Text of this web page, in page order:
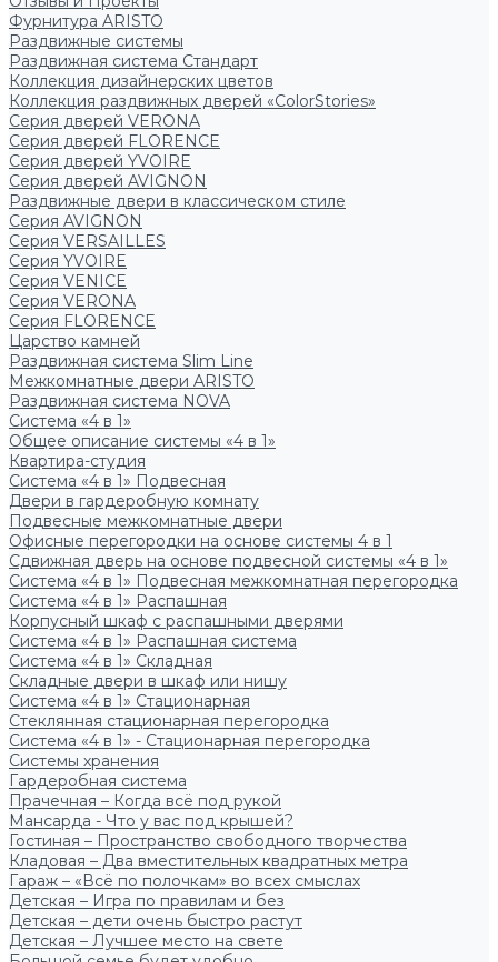
Фурнитура ARISTO
Раздвижные системы
Раздвижная система Стандарт
Коллекция дизайнерских цветов
Коллекция раздвижных дверей «ColorStories»
Серия дверей VERONA
Серия дверей FLORENCE
Серия дверей YVOIRE
Серия дверей AVIGNON
Раздвижные двери в классическом стиле
Серия AVIGNON
Серия VERSAILLES
Серия YVOIRE
Серия VENICE
Серия VERONA
Серия FLORENCE
Царство камней
Раздвижная система Slim Line
Межкомнатные двери ARISTO
Раздвижная система NOVA
Система «4 в 1»
Общее описание системы «4 в 1»
Квартира-студия
Система «4 в 1» Подвесная
Двери в гардеробную комнату
Подвесные межкомнатные двери
Офисные перегородки на основе системы 4 в 1
Сдвижная дверь на основе подвесной системы «4 в 1»
Система «4 в 1» Подвесная межкомнатная перегородка
Система «4 в 1» Распашная
Корпусный шкаф с распашными дверями
Система «4 в 1» Распашная система
Система «4 в 1» Складная
Складные двери в шкаф или нишу
Система «4 в 1» Стационарная
Стеклянная стационарная перегородка
Система «4 в 1» - Стационарная перегородка
Системы хранения
Гардеробная система
Прачечная – Когда всё под рукой
Мансарда - Что у вас под крышей?
Гостиная – Пространство свободного творчества
Кладовая – Два вместительных квадратных метра
Гараж – «Всё по полочкам» во всех смыслах
Детская – Игра по правилам и без
Детская – дети очень быстро растут
Детская – Лучшее место на свете